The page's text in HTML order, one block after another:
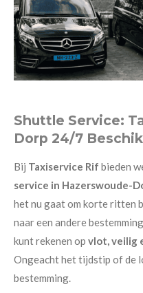
Shuttle Service:
Dorp 24/7
Bij Taxiservice Rif bieden
service in Hazerswoude-
het nu gaat om korte ritten
naar een andere
kunt rekenen op vlot, veilig
Ongeacht het tijdstip of de
bestemming.